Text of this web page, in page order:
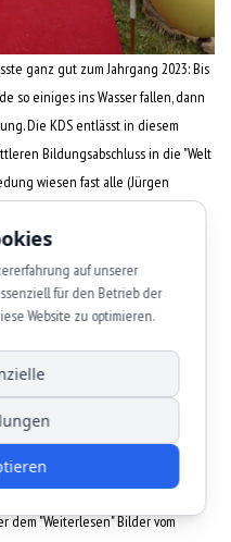
ganz gut zum Jahrgang 2023: Bis
so einiges ins Wasser fallen, dann
Die KDS entlässt in diesem
Bildungsabschluss in die "Welt
wiesen fast alle (Jürgen
Vertreter des Schulverbunds,
Horst Kern als Schulleiter), auf
zukünftige Aufgaben der
Konrektorin und Klassenleiterin
Schülern mit deutlichem
Spiegel vor und konnte einiges
wurde der Abend
Klasse 8M, Danksagungen der
Quiz für die Klassenleiterin.
Marie K. und Leon H., die sich
durch Schule und
dem "Weiterlesen" Bilder vom
auf unserer
für den Betrieb der
Website zu optimieren.